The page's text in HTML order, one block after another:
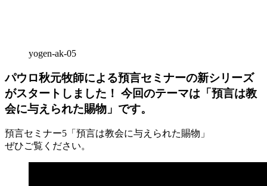
yogen-ak-05
パウロ秋元牧師による預言セミナーの新シリーズ
がスタートしました！ 今回のテーマは「預言は教
会に与えられた賜物」です。
預言セミナー5「預言は教会に与えられた賜物」
ぜひご覧ください。